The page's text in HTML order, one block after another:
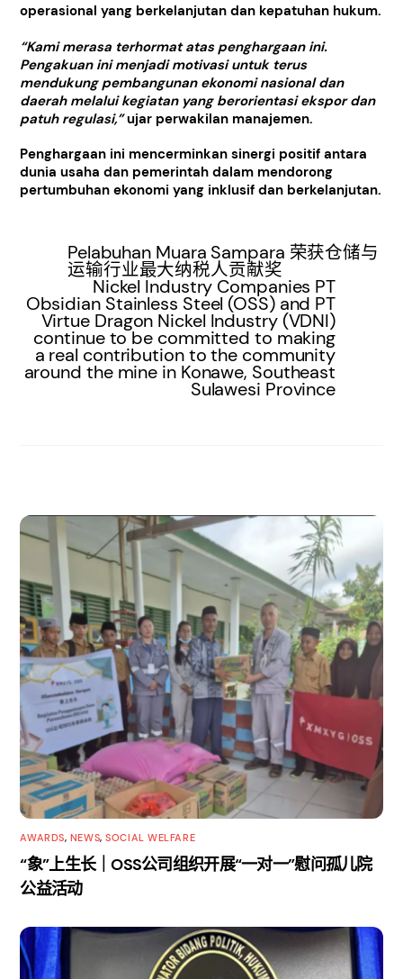
operasional yang berkelanjutan dan kepatuhan hukum.
“Kami merasa terhormat atas penghargaan ini.
Pengakuan ini menjadi motivasi untuk terus
mendukung pembangunan ekonomi nasional dan
daerah melalui kegiatan yang berorientasi ekspor dan
patuh regulasi,”ujar perwakilan manajemen.
Penghargaan ini mencerminkan sinergi positif antara
dunia usaha dan pemerintah dalam mendorong
pertumbuhan ekonomi yang inklusif dan berkelanjutan.
Pelabuhan Muara Sampara 荣获仓储与
运输行业最大纳税人贡献奖
Nickel Industry Companies PT
Obsidian Stainless Steel (OSS) and PT
Virtue Dragon Nickel Industry (VDNI)
continue to be committed to making
a real contribution to the community
around the mine in Konawe, Southeast
Sulawesi Province
AWARDS, NEWS,SOCIAL WELFARE
“象”上生长｜OSS公司组织开展“一对一”慰问孤儿院
公益活动